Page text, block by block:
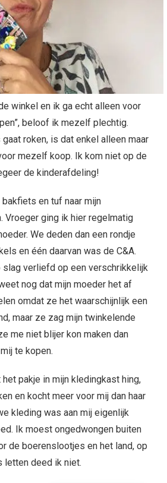
winkel en ik ga echt alleen voor
beloof ik mezelf plechtig.
roken, is dat enkel alleen maar
mezelf koop. Ik kom niet op de
de kinderafdeling!
bakfiets en tuf naar mijn
Vroeger ging ik hier regelmatig
We deden dan een rondje
en één daarvan was de C&A.
slag verliefd op een verschrikkelijk
nog dat mijn moeder het af
omdat ze het waarschijnlijk een
maar ze zag mijn twinkelende
me niet blijer kon maken dan
te kopen.
het pakje in mijn kledingkast hing,
en kocht meer voor mij dan haar
kleding was aan mij eigenlijk
Ik moest ongedwongen buiten
de boerenslootjes en het land, op
letten deed ik niet.